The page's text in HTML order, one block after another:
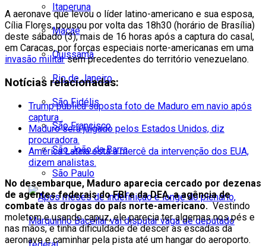
Itaperuna
Macaé
Quissamã
Rio de Janeiro
São Fidélis
São Francisco
São João da Barra
São Paulo
A aeronave que levou o líder latino-americano e sua esposa,
Cília Flores, pousou por volta das 18h30 (horário de Brasília)
deste sábado (3), mais de 16 horas após a captura do casal,
em Caracas, por forças especiais norte-americanas em uma
invasão militarsem precedentes do território venezuelano.
Notícias relacionadas:
Trump publica suposta foto de Maduro em navio após
captura .
Maduro será julgado pelos Estados Unidos, diz
procuradora.
América Latina está à mercê da intervenção dos EUA,
dizem analistas.
No desembarque, Maduro aparecia cercado por dezenas
de agentes federais do FBI e da DEA, a agência de
combate às drogas do país norte-americano. Vestindo
moletom e usando capuz, ele parecia ter algemas nos pés e
nas mãos, e tinha dificuldade de descer as escadas da
aeronave e caminhar pela pista até um hangar do aeroporto.